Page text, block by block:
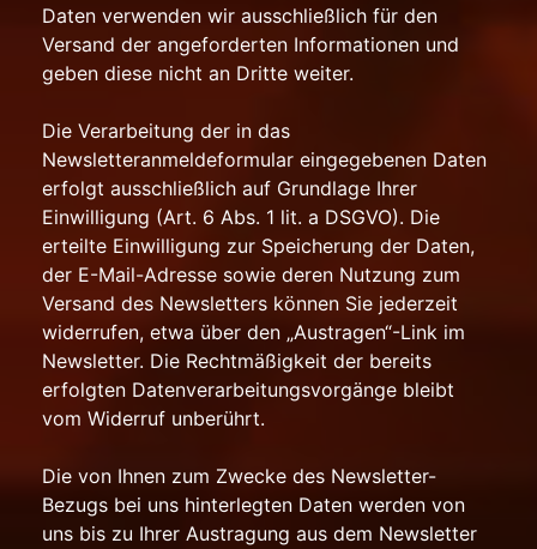
Daten verwenden wir ausschließlich für den
Versand der angeforderten Informationen und
geben diese nicht an Dritte weiter.
Die Verarbeitung der in das
Newsletteranmeldeformular eingegebenen Daten
erfolgt ausschließlich auf Grundlage Ihrer
Einwilligung (Art. 6 Abs. 1 lit. a DSGVO). Die
erteilte Einwilligung zur Speicherung der Daten,
der E-Mail-Adresse sowie deren Nutzung zum
Versand des Newsletters können Sie jederzeit
widerrufen, etwa über den „Austragen“-Link im
Newsletter. Die Rechtmäßigkeit der bereits
erfolgten Datenverarbeitungsvorgänge bleibt
vom Widerruf unberührt.
Die von Ihnen zum Zwecke des Newsletter-
Bezugs bei uns hinterlegten Daten werden von
uns bis zu Ihrer Austragung aus dem Newsletter